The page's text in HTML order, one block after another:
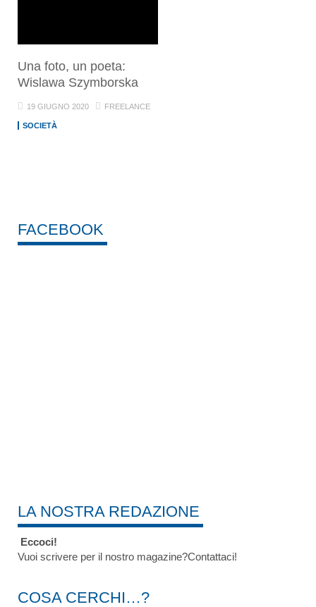
Una foto, un poeta:
Wislawa Szymborska
19 GIUGNO 2020 FREELANCE
SOCIETÀ
FACEBOOK
LA NOSTRA REDAZIONE
Eccoci!
Vuoi scrivere per il nostro magazine?Contattaci!
COSA CERCHI…?